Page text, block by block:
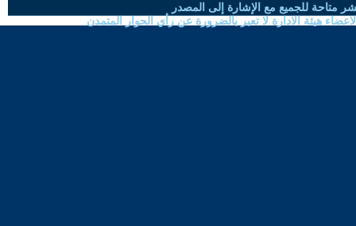
متاحة للجميع مع الإشارة إلى المصدر
هيئة الادارة لا تعبر بالضرورة عن رأي الحوار المتمدن